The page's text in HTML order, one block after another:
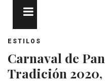
ESTILOS
Carnaval de
Tradición